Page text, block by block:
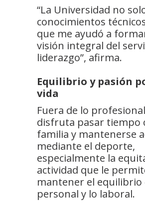
“La Universidad no
conocimientos
que me ayudó a
visión integral del
liderazgo”, afirma.
Equilibrio y pasión
vida
Fuera de lo
disfruta pasar tiempo
familia y mantenerse
mediante el deporte,
especialmente la
actividad que le
mantener el equilibrio
personal y lo laboral.